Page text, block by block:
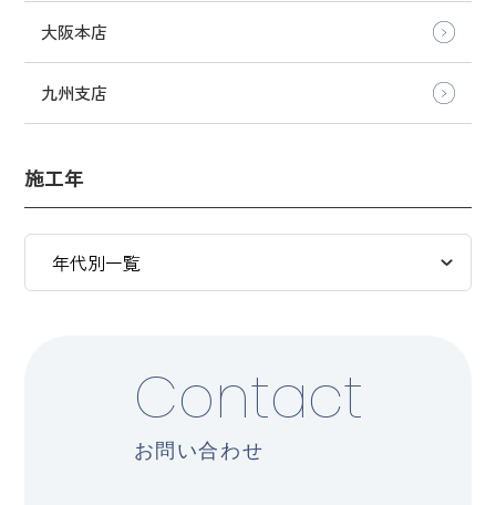
大阪本店
九州支店
施工年
Contact
お問い合わせ